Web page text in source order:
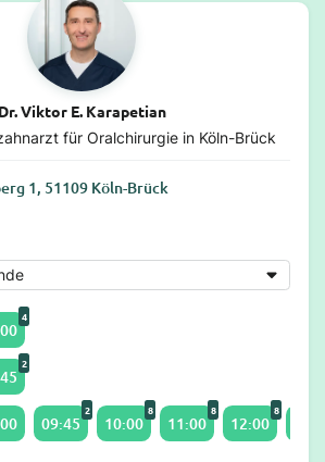
Dr. Viktor E. Karapetian
für Oralchirurgie in Köln-Brück
1, 51109 Köln-Brück
4
2
09:45
2
10:00
8
11:00
8
12:00
8